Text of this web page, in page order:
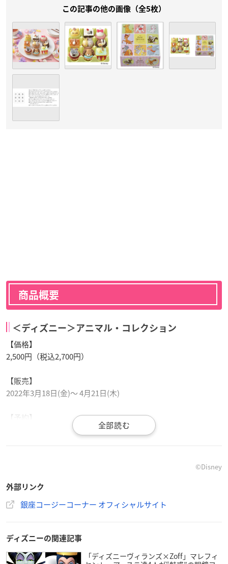
この記事の他の画像（全5枚）
商品概要
＜ディズニー＞アニマル・コレクション
【価格】
2,500円（税込2,700円）
【販売】
2022年3月18日(金)〜 4月21日(木)
【予約】
店頭受付：2月25日(金)〜（終了日は店舗により異なります）
※ネット予約は、銀座コージーコーナー公式サイト内 「店舗
※ネット予約のお受け取りは、限定店舗でのサービスとなりま
す。
©︎Disney
外部リンク
銀座コージーコーナー オフィシャルサイト
ディズニーの関連記事
「ディズニーヴィランズ×Zoff」マレフィ